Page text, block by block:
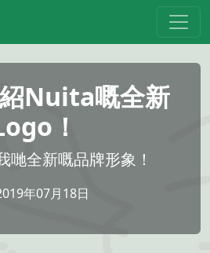
Nuita嘅全新
！
哋全新嘅品牌形象！
年07月18日